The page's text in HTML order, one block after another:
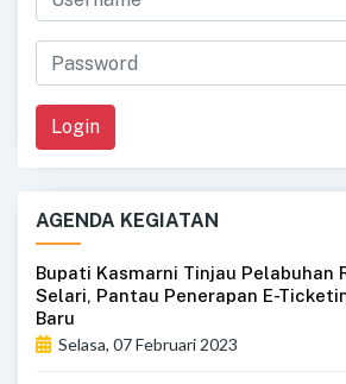
Login
AGENDA KEGIATAN
Bupati Kasmarni Tinjau Pelabuhan
Selari, Pantau Penerapan E-
Baru
Selasa, 07 Februari 2023